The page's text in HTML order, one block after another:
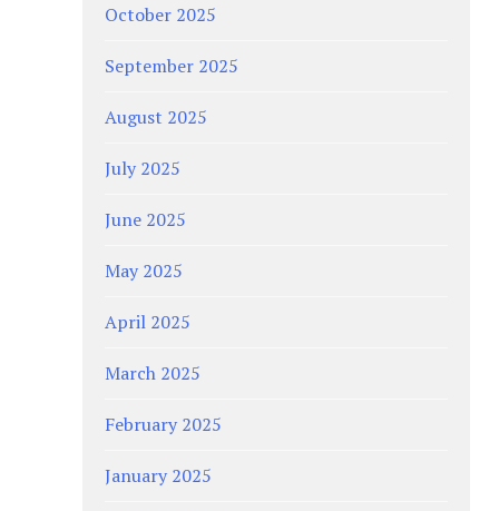
October 2025
September 2025
August 2025
July 2025
June 2025
May 2025
April 2025
March 2025
February 2025
January 2025